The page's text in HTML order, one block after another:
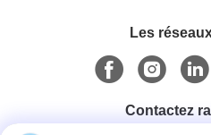
Les
Contactez